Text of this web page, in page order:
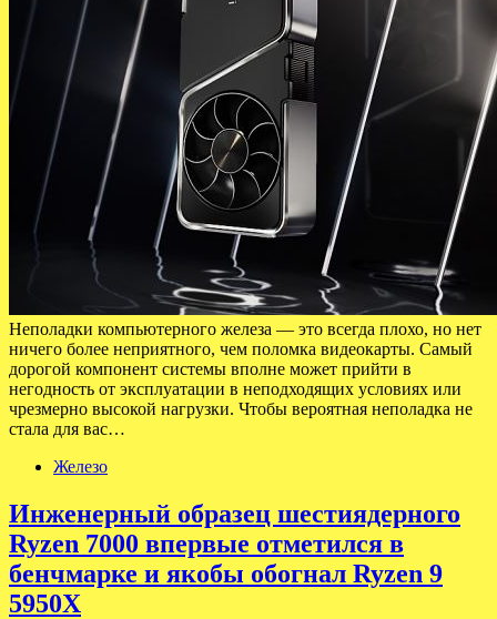
Неполадки компьютерного железа — это всегда плохо, но нет
ничего более неприятного, чем поломка видеокарты. Самый
дорогой компонент системы вполне может прийти в
негодность от эксплуатации в неподходящих условиях или
чрезмерно высокой нагрузки. Чтобы вероятная неполадка не
стала для вас…
Железо
Инженерный образец шестиядерного
Ryzen 7000 впервые отметился в
бенчмарке и якобы обогнал Ryzen 9
5950X